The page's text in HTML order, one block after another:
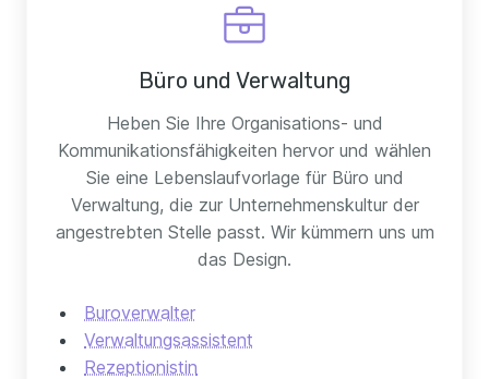
Büro und Verwaltung
Heben Sie Ihre Organisations- und
Kommunikationsfähigkeiten hervor und wählen
Sie eine Lebenslaufvorlage für Büro und
Verwaltung, die zur Unternehmenskultur der
angestrebten Stelle passt. Wir kümmern uns um
das Design.
Buroverwalter
Verwaltungsassistent
Rezeptionistin